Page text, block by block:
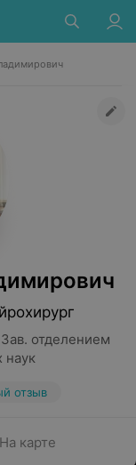
отделением
наук
отзыв
На карте